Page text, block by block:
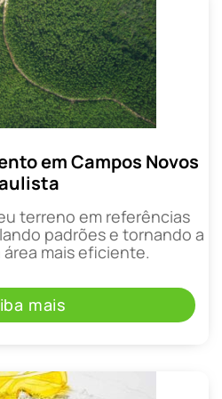
em Campos Novos
terreno em referências
padrões e tornando a
mais eficiente.
mais